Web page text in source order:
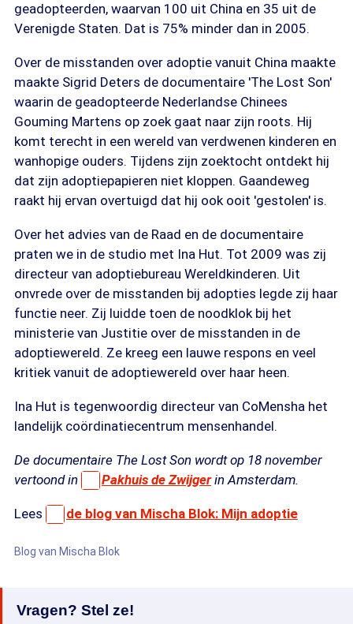
geadopteerden, waarvan 100 uit China en 35 uit de
Verenigde Staten. Dat is 75% minder dan in 2005.
Over de misstanden over adoptie vanuit China maakte
maakte Sigrid Deters de documentaire 'The Lost Son'
waarin de geadopteerde Nederlandse Chinees
Gouming Martens op zoek gaat naar zijn roots. Hij
komt terecht in een wereld van verdwenen kinderen en
wanhopige ouders. Tijdens zijn zoektocht ontdekt hij
dat zijn adoptiepapieren niet kloppen. Gaandeweg
raakt hij ervan overtuigd dat hij ook ooit 'gestolen' is.
Over het advies van de Raad en de documentaire
praten we in de studio met Ina Hut. Tot 2009 was zij
directeur van adoptiebureau Wereldkinderen. Uit
onvrede over de misstanden bij adopties legde zij haar
functie neer. Zij luidde toen de noodklok bij het
ministerie van Justitie over de misstanden in de
adoptiewereld. Ze kreeg een lauwe respons en veel
kritiek vanuit de adoptiewereld over haar heen.
Ina Hut is tegenwoordig directeur van CoMensha het
landelijk coördinatiecentrum mensenhandel.
De documentaire The Lost Son wordt op 18 november
vertoond in
Pakhuis de Zwijgerin Amsterdam.
Lees de blog van Mischa Blok: Mijn adoptie
Blog van Mischa Blok
Vragen? Stel ze!